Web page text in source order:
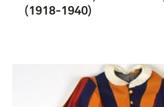
(1918-1940)